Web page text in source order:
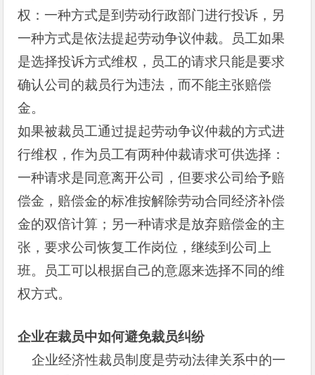
权：一种方式是到劳动行政部门进行投诉，另
一种方式是依法提起劳动争议仲裁。员工如果
是选择投诉方式维权，员工的请求只能是要求
确认公司的裁员行为违法，而不能主张赔偿
金。
如果被裁员工通过提起劳动争议仲裁的方式进
行维权，作为员工有两种仲裁请求可供选择：
一种请求是同意离开公司，但要求公司给予赔
偿金，赔偿金的标准按解除劳动合同经济补偿
金的双倍计算；另一种请求是放弃赔偿金的主
张，要求公司恢复工作岗位，继续到公司上
班。员工可以根据自己的意愿来选择不同的维
权方式。
企业在裁员中如何避免裁员纠纷
企业经济性裁员制度是劳动法律关系中的一